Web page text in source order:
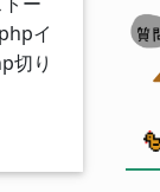
イ
切り